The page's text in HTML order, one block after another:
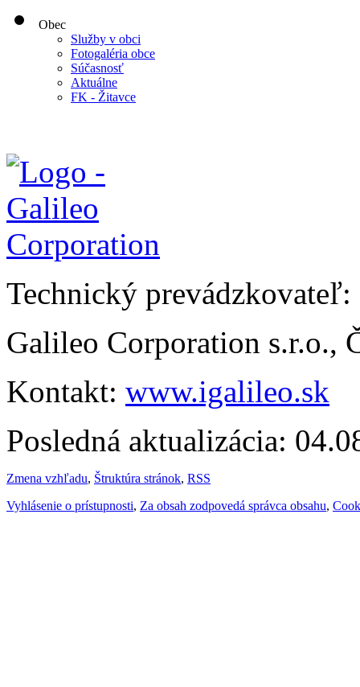
Obec
Služby v obci
Fotogaléria obce
Súčasnosť
Aktuálne
FK - Žitavce
Technický prevádzkovateľ:
Galileo Corporation s.r.o.,
Kontakt: www.igalileo.sk
Posledná aktualizácia:
Zmena vzhľadu, Štruktúra stránok, RSS
Vyhlásenie o prístupnosti, Za obsah zodpovedá správca obsahu,